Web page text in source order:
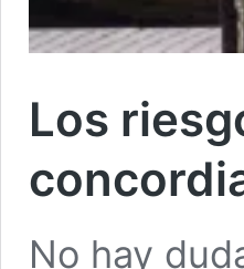
Los
No hay